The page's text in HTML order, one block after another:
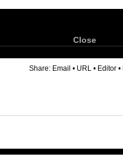
Close
Share: Email • URL • Editor •